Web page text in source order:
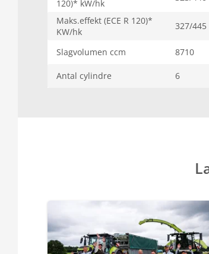
120)* kW/hk
Maks.effekt (ECE R 120)*
KW/hk
327/445
Slagvolumen ccm 8710
Antal cylindre 6